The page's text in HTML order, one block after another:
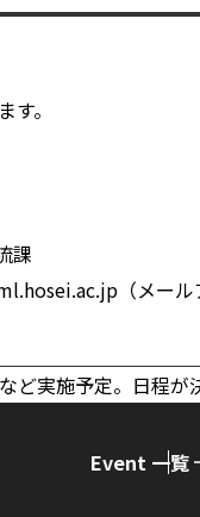
。
課
（メール
実施予定。日程が
Event 一覧